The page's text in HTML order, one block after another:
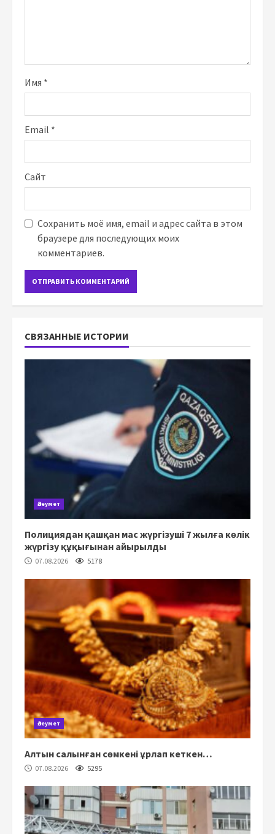
Имя *
Email *
Сайт
Сохранить моё имя, email и адрес сайта в этом
браузере для последующих моих
комментариев.
СВЯЗАННЫЕ ИСТОРИИ
Әлеумет
Полициядан қашқан мас жүргізуші 7 жылға көлік
жүргізу құқығынан айырылды
07.08.2026 5178
Әлеумет
Алтын салынған сөмкені ұрлап кеткен…
07.08.2026 5295